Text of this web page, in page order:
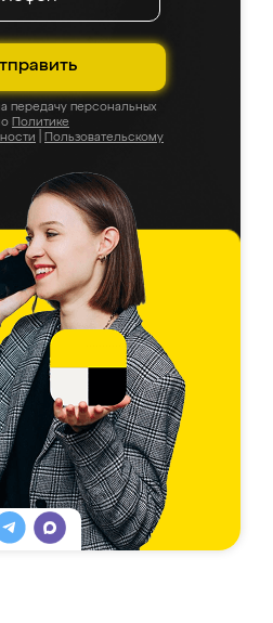
передачу персональных
Политике
Пользовательскому